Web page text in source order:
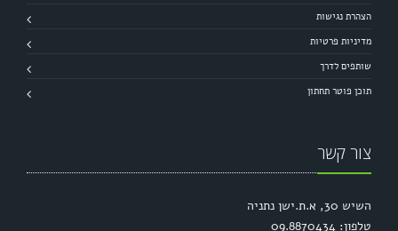
הצהרת נגישות
מדיניות פרטיות
שותפים לדרך
תוכן פוטר תחתון
צור קשר
השיש 30, א.ת.ישן נתניה
טלפון: 09.8870434